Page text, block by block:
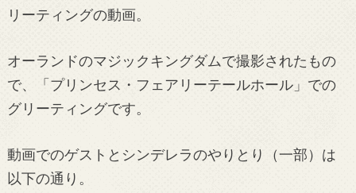
リーティングの動画。
オーランドのマジックキングダムで撮影されたもの
で、「プリンセス・フェアリーテールホール」での
グリーティングです。
動画でのゲストとシンデレラのやりとり（一部）は
以下の通り。